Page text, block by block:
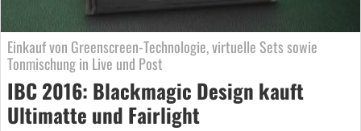
Einkauf von Greenscreen-Technologie, virtuelle Sets sowie
Tonmischung in Live und Post
IBC 2016: Blackmagic Design kauft
Ultimatte und Fairlight